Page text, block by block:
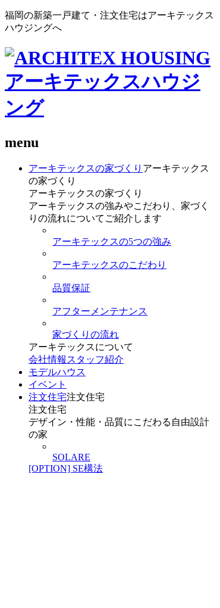
福岡の新築一戸建て・注文住宅はアーキテックス
ハウジングへ
menu
アーキテックスの家づくり アーキテックス
の家づくり
アーキテックスの家づくり
アーキテックスの強みやこだわり、家づく
りの流れについてご紹介します
アーキテックスの5つの強み
アーキテックスのこだわり
品質保証
アフターメンテナンス
家づくりの流れ
アーキテックスについて
会社情報 スタッフ紹介
モデルハウス
イベント
注文住宅注文住宅
注文住宅
デザイン・性能・品質にこだわる自由設計
の家
SOLARE
[OPTION] SE構法